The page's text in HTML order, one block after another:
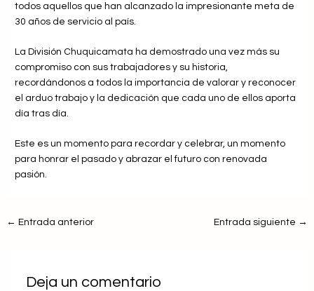
todos aquellos que han alcanzado la impresionante meta de
30 años de servicio al país.
La División Chuquicamata ha demostrado una vez más su
compromiso con sus trabajadores y su historia,
recordándonos a todos la importancia de valorar y reconocer
el arduo trabajo y la dedicación que cada uno de ellos aporta
día tras día.
Este es un momento para recordar y celebrar, un momento
para honrar el pasado y abrazar el futuro con renovada
pasión.
← Entrada anterior Entrada siguiente →
Deja un comentario